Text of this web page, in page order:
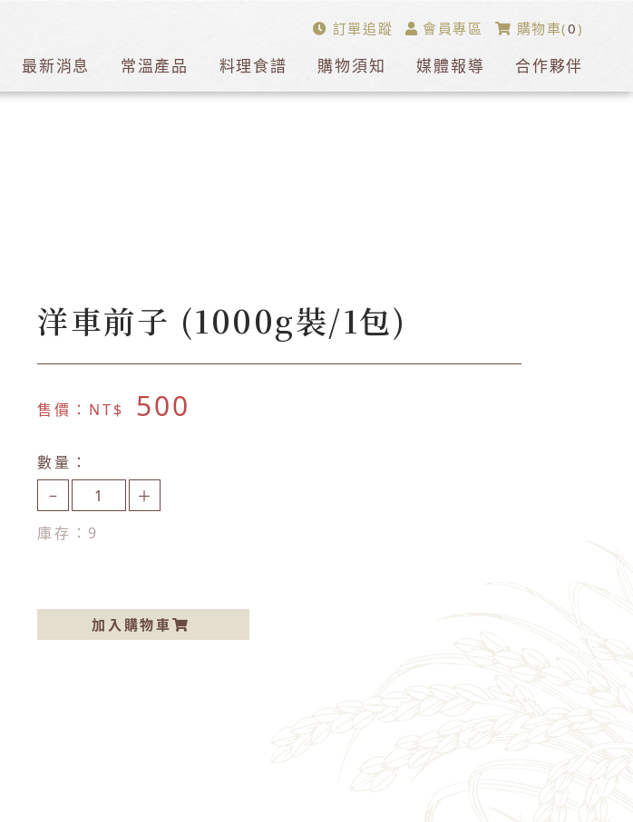
最新消息 常溫產品 料理食譜 購物須知 媒體報導 合作夥伴
訂單追蹤 會員專區 購物車(0)
洋車前子 (1000g裝/1包)
售價：NT$ 500
數量：
−
＋
庫存： 9
加入購物車